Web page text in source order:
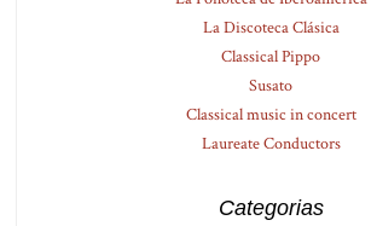
La Discoteca Clásica
Classical Pippo
Susato
Classical music in concert
Laureate Conductors
Categorias